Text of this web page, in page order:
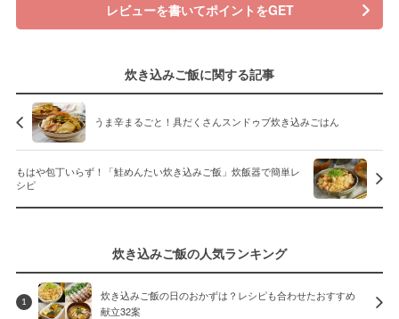
レビューを書いてポイントをGET
炊き込みご飯に関する記事
うま辛まるごと！具だくさんスンドゥブ炊き込みごはん
もはや包丁いらず！「鮭めんたい炊き込みご飯」炊飯器で簡単レ
シピ
炊き込みご飯の人気ランキング
1
炊き込みご飯の日のおかずは？レシピも合わせたおすすめ
献立32案